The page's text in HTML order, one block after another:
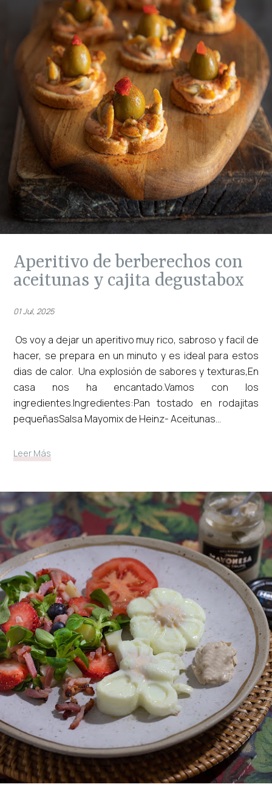
aperitivo de berberechos con
aceitunas y cajita degustabox
01 Jul, 2025
Os voy a dejar un aperitivo muy rico, sabroso y facil de
hacer, se prepara en un minuto y es ideal para estos
dias de calor. Una explosión de sabores y texturas,En
casa nos ha encantado.Vamos con los
ingredientes.Ingredientes:Pan tostado en rodajitas
pequeñasSalsa Mayomix de Heinz- Aceitunas...
Leer Más